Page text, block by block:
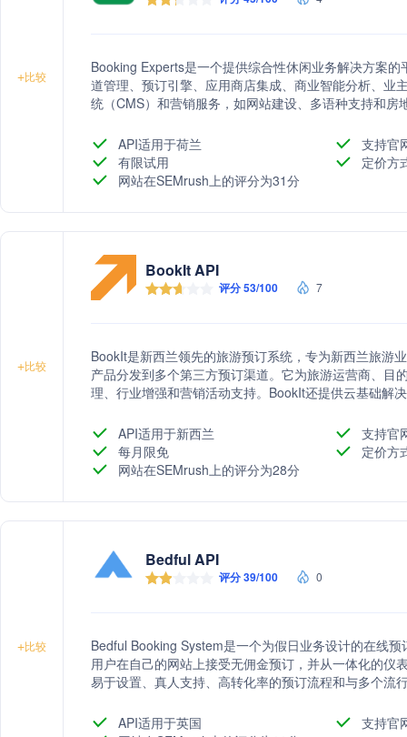
+比较
Booking Experts是一个提供综合性休闲业务解决方案
道管理、预订引擎、应用商店集成、商业智能分析、业
统（CMS）和营销服务，如网站建设、多语种支持和
API适用于荷兰
支持官
有限试用
定价方
网站在SEMrush上的评分为31分
+比较
BookIt API
评分 53/100 7
BookIt是新西兰领先的旅游预订系统，专为新西兰旅游
产品分发到多个第三方预订渠道。它为旅游运营商、目
理、行业增强和营销活动支持。BookIt还提供云基础解
API适用于新西兰
支持官
每月限免
定价方
网站在SEMrush上的评分为28分
+比较
Bedful API
评分 39/100 0
Bedful Booking System是一个为假日业务设计的在线
用户在自己的网站上接受无佣金预订，并从一体化的仪
易于设置、真人支持、高转化率的预订流程和与多个流
息。 API适用于英国
支持官